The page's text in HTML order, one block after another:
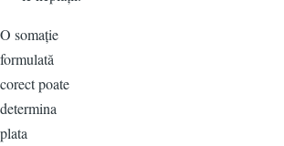
O somație
formulată
corect poate
determina
plata